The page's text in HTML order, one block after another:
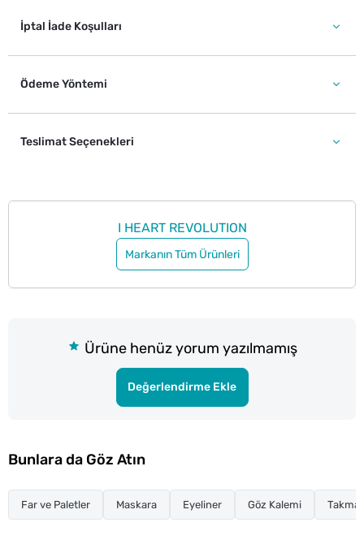
İptal İade Koşulları
Ödeme Yöntemi
Teslimat Seçenekleri
I HEART REVOLUTION
Markanın Tüm Ürünleri
Ürüne henüz yorum yazılmamış
Değerlendirme Ekle
Bunlara da Göz Atın
Far ve Paletler Maskara Eyeliner Göz Kalemi Takma